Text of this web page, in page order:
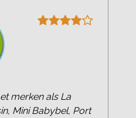
merken als La
Mini Babybel, Port